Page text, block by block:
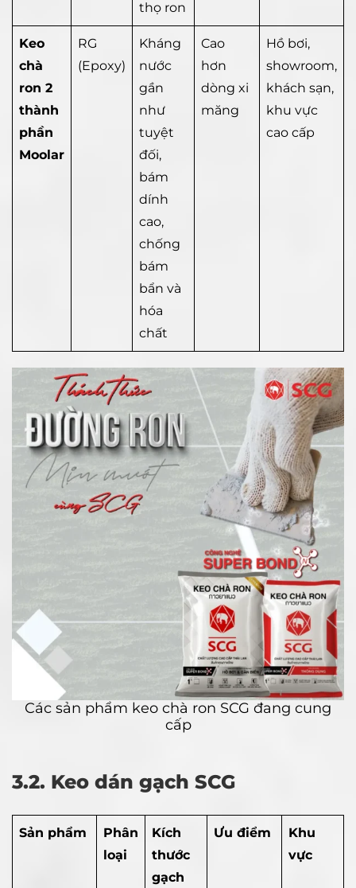
thọ ron
Keo
chà
ron 2
thành
phần
Moolar
RG
(Epoxy)
Kháng
nước
gần
như
tuyệt
đối,
bám
dính
cao,
chống
bám
bẩn và
hóa
chất
Cao
hơn
dòng xi
măng
Hồ bơi,
showroom,
khách sạn,
khu vực
cao cấp
Các sản phẩm keo chà ron SCG đang cung
cấp
3.2. Keo dán gạch SCG
Sản phẩm
Phân
loại
Kích
thước
gạch
Ưu điểm
Khu
vực